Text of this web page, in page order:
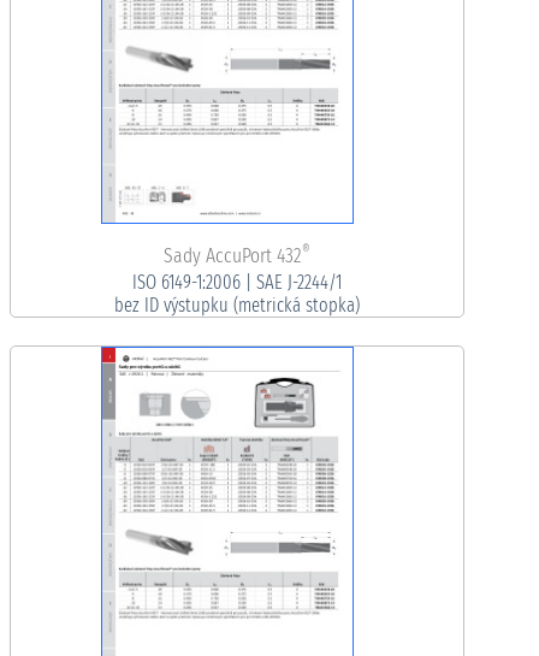
Sady AccuPort 432®
ISO 6149-1:2006 | SAE J-2244/1
bez ID výstupku (metrická stopka)